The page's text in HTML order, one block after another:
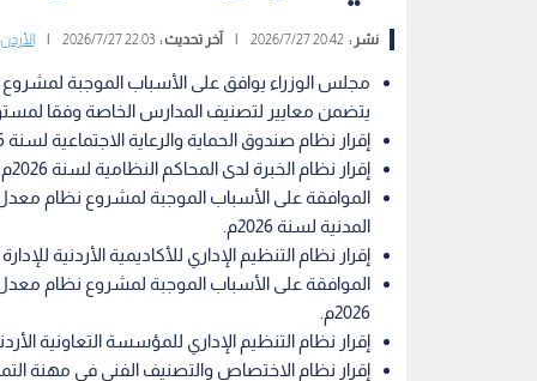
نشر :20:42 2026/7/27 آخر تحديث :22:03 2026/7/27 الأردن
يتضمن معايير لتصنيف المدارس الخاصة وفقا
إقرار نظام صندوق الحماية والرعاية الاجتماعية لسنة 2026م.
إقرار نظام الخبرة لدى المحاكم النظامية لسنة 2026م.
الموافقة على الأسباب الموجبة لمشروع نظام معدل
المدنية لسنة 2026م.
إقرار نظام التنظيم الإداري للأكاديمية الأردنية للإدارة
الموافقة على الأسباب الموجبة لمشروع نظام معدل
2026م.
إقرار نظام التنظيم الإداري للمؤسسة التعاونية الأردنية
إقرار نظام الاختصاص والتصنيف الفني في مهنة